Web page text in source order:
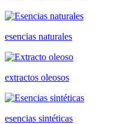
esencias naturales
extractos oleosos
esencias sintéticas